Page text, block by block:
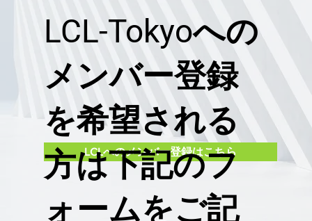
LCLへのメンバー登録はこちら
LCL-Tokyoへの
メンバー登録
を希望される
方は下記のフ
ォームをご記